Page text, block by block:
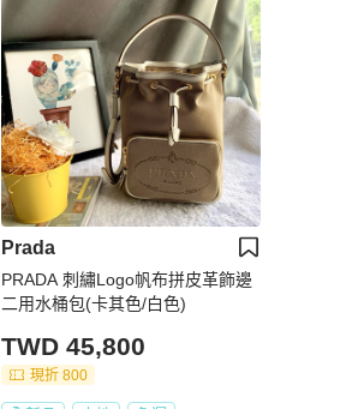
Prada
PRADA 刺繡Logo帆布拼皮革飾邊
二用水桶包(卡其色/白色)
TWD 45,800
現折 800